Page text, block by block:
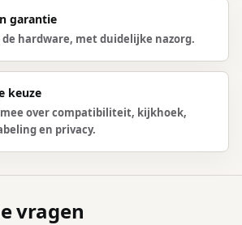
garantie
hardware, met duidelijke nazorg.
keuze
over compatibiliteit, kijkhoek,
en privacy.
vragen